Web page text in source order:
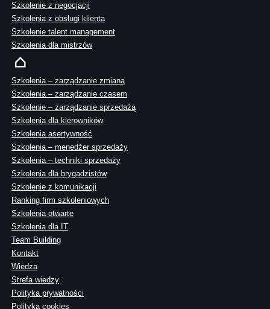
Szkolenie z negocjacji
Szkolenia z obsługi klienta
Szkolenie talent management
Szkolenia dla mistrzów
Szkolenia – zarządzanie zmianą
Szkolenia – zarządzanie czasem
Szkolenie – zarządzanie sprzedażą
Szkolenia dla kierowników
Szkolenia asertywność
Szkolenia – menedżer sprzedaży
Szkolenia – techniki sprzedaży
Szkolenia dla brygadzistów
Szkolenie z komunikacji
Ranking firm szkoleniowych
Szkolenia otwarte
Szkolenia dla IT
Team Building
Kontakt
Wiedza
Strefa wiedzy
Polityka prywatności
Polityka cookies